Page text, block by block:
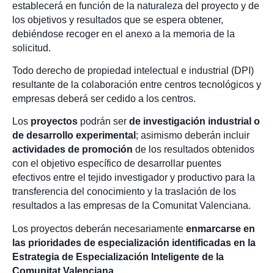
establecerá en función de la naturaleza del proyecto y de
los objetivos y resultados que se espera obtener,
debiéndose recoger en el anexo a la memoria de la
solicitud.
Todo derecho de propiedad intelectual e industrial (DPI)
resultante de la colaboración entre centros tecnológicos y
empresas deberá ser cedido a los centros.
Los proyectos podrán ser de investigación industrial o
de desarrollo experimental ; asimismo deberán incluir
actividades de promoción de los resultados obtenidos
con el objetivo específico de desarrollar puentes
efectivos entre el tejido investigador y productivo para la
transferencia del conocimiento y la traslación de los
resultados a las empresas de la Comunitat Valenciana.
Los proyectos deberán necesariamente enmarcarse en
las prioridades de especialización identificadas en la
Estrategia de Especialización Inteligente de la
Comunitat Valenciana.